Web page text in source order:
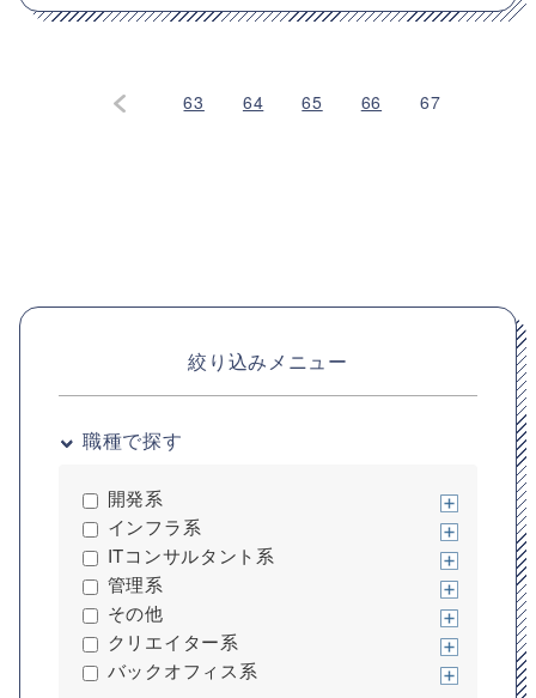
63 64 65 66 67
絞り込みメニュー
職種で探す
開発系
インフラ系
ITコンサルタント系
管理系
その他
クリエイター系
バックオフィス系